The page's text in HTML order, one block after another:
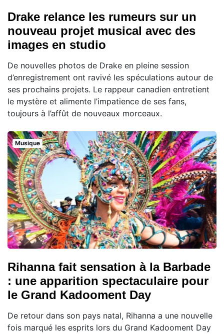
Drake relance les rumeurs sur un
nouveau projet musical avec des
images en studio
De nouvelles photos de Drake en pleine session
d’enregistrement ont ravivé les spéculations autour de
ses prochains projets. Le rappeur canadien entretient
le mystère et alimente l’impatience de ses fans,
toujours à l’affût de nouveaux morceaux.
Musique
Rihanna fait sensation à la Barbade
: une apparition spectaculaire pour
le Grand Kadooment Day
De retour dans son pays natal, Rihanna a une nouvelle
fois marqué les esprits lors du Grand Kadooment Day